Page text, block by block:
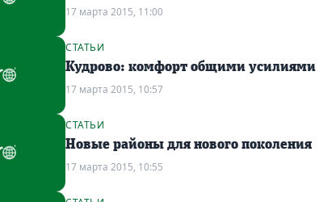
17 марта 2015, 11:00
СТАТЬИ
Кудрово: комфорт общими усилиями
17 марта 2015, 10:57
СТАТЬИ
Новые районы для нового поколения
17 марта 2015, 10:55